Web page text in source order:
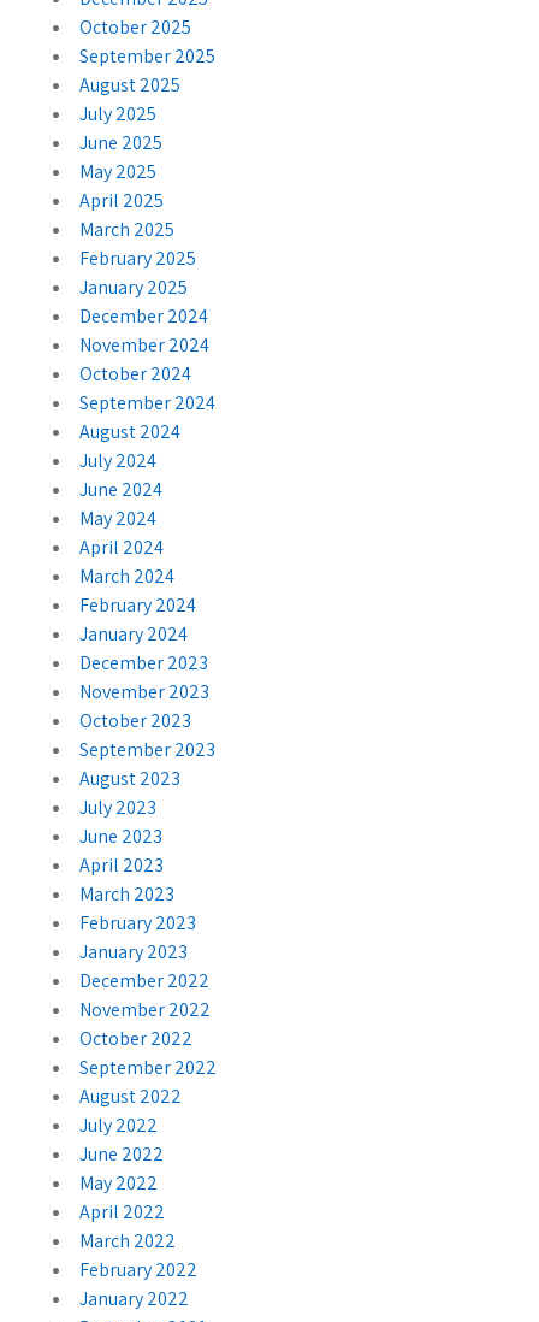
October 2025
September 2025
August 2025
July 2025
June 2025
May 2025
April 2025
March 2025
February 2025
January 2025
December 2024
November 2024
October 2024
September 2024
August 2024
July 2024
June 2024
May 2024
April 2024
March 2024
February 2024
January 2024
December 2023
November 2023
October 2023
September 2023
August 2023
July 2023
June 2023
April 2023
March 2023
February 2023
January 2023
December 2022
November 2022
October 2022
September 2022
August 2022
July 2022
June 2022
May 2022
April 2022
March 2022
February 2022
January 2022